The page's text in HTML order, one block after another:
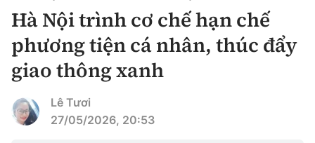
CHUYÊN MỤC
Mới nhất
Hà Nội trình cơ chế hạn chế
phương tiện cá nhân, thúc đẩy
giao thông xanh
Lê Tươi
27/05/2026, 20:53